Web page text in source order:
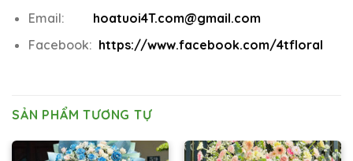
Email:
hoatuoi4T.com@gmail.com
Facebook: https://www.facebook.com/4tfloral
SẢN PHẨM TƯƠNG TỰ